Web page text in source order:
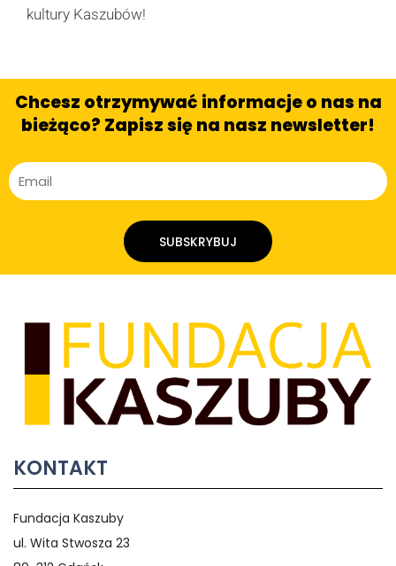
kultury Kaszubów!
Chcesz otrzymywać informacje o nas na
bieżąco? Zapisz się na nasz newsletter!
SUBSKRYBUJ
KONTAKT
Fundacja Kaszuby
ul. Wita Stwosza 23